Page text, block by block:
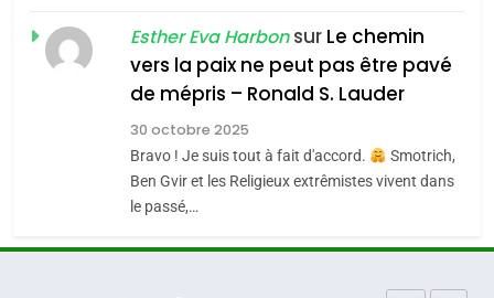
FIÈRE, DIGNE ET RÉSILIENTE :
POURQUOI JE REVENDIQUE
MA JUDAÏTE par Thérèse
Zrihen-Dvir
ISRAÉL JUDAISME
CE QUI NOUS MANQUE –
Esther Eva Harbonsur Le chemin
vers la paix ne peut pas être pavé
de mépris – Ronald S. Lauder
30 octobre 2025
Bravo ! Je suis tout à fait d'accord.
Smotrich,
Ben Gvir et les Religieux extrêmistes vivent dans
le passé,…
CINEMA ISRAÉL
«Tu dis génocide, je dis
guerre»: La nouvelle
chanson de Boy George
ISRAÉL JUDAISME